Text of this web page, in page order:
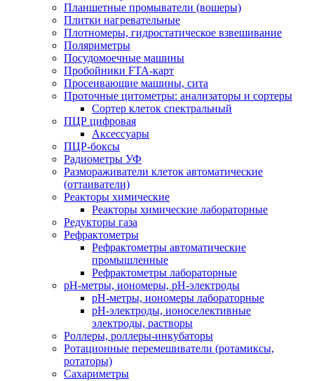
Планшетные промыватели (вошеры)
Плитки нагревательные
Плотномеры, гидростатическое взвешивание
Поляриметры
Посудомоечные машины
Пробойники FTA-карт
Просеивающие машины, сита
Проточные цитометры: анализаторы и сортеры
Сортер клеток спектральный
ПЦР цифровая
Аксессуары
ПЦР-боксы
Радиометры УФ
Размораживатели клеток автоматические
(оттаиватели)
Реакторы химические
Реакторы химические лабораторные
Редукторы газа
Рефрактометры
Рефрактометры автоматические
промышленные
Рефрактометры лабораторные
рН-метры, иономеры, рН-электроды
рН-метры, иономеры лабораторные
рН-электроды, ионоселективные
электроды, растворы
Роллеры, роллеры-инкубаторы
Ротационные перемешиватели (ротамиксы,
ротаторы)
Сахариметры